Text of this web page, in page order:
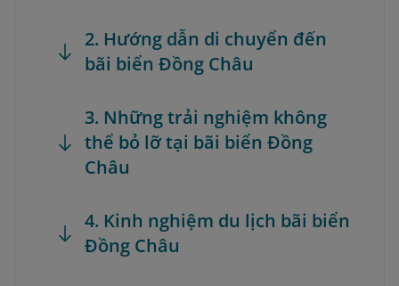
2. Hướng dẫn di chuyển đến
bãi biển Đồng Châu
3. Những trải nghiệm không
thể bỏ lỡ tại bãi biển Đồng
Châu
4. Kinh nghiệm du lịch bãi biển
Đồng Châu